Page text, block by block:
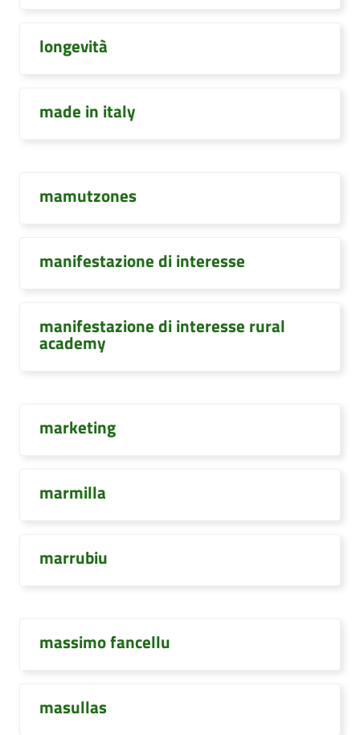
longevità
made in italy
mamutzones
manifestazione di interesse
manifestazione di interesse rural
academy
marketing
marmilla
marrubiu
massimo fancellu
masullas